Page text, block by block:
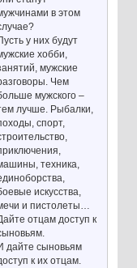
в этом
у них будут
хобби,
мужские
Чем
мужского –
лучше. Рыбалки,
спорт,
техника,
искусства,
и пистолеты…
отцам доступ к
дайте сыновьям
к их отцам.